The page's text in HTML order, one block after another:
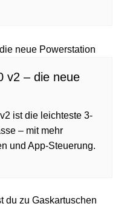
v2 – die neue
ist die leichteste 3-
– mit mehr
und App-Steuerung.